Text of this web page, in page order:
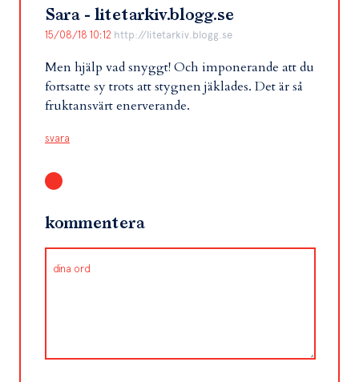
Sara - litetarkiv.blogg.se
15/08/18 10:12 http://litetarkiv.blogg.se
Men hjälp vad snyggt! Och imponerande att du
fortsatte sy trots att stygnen jäklades. Det är så
fruktansvärt enerverande.
svara
kommentera